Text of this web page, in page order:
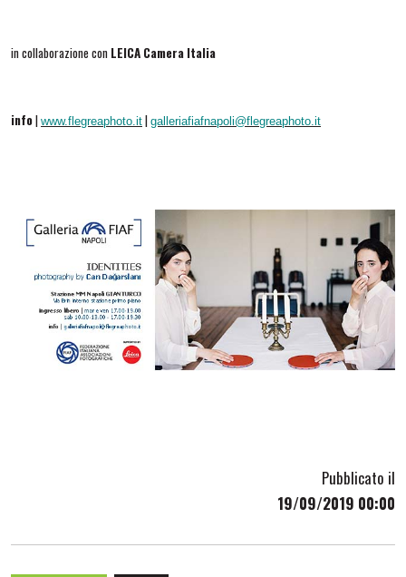
in collaborazione con LEICA Camera Italia
info| www.flegreaphoto.it | galleriafiafnapoli@flegreaphoto.it
Pubblicato il
19/09/2019 00:00